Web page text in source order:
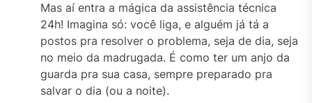
Mas aí entra a mágica da assistência técnica
24h! Imagina só: você liga, e alguém já tá a
postos pra resolver o problema, seja de dia, seja
no meio da madrugada. É como ter um anjo da
guarda pra sua casa, sempre preparado pra
salvar o dia (ou a noite).